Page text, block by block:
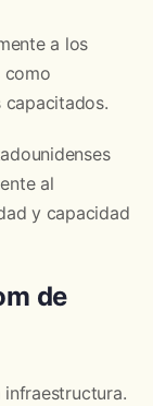
a los
como
al
y capacidad
de